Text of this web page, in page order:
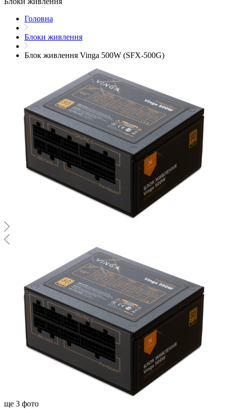
Головна
Блоки живлення
Блок живлення Vinga 500W (SFX-500G)
ще 3 фото